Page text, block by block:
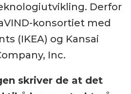
Derfor
konsortiet med
(IKEA) og Kansai
Inc.
skriver de at det